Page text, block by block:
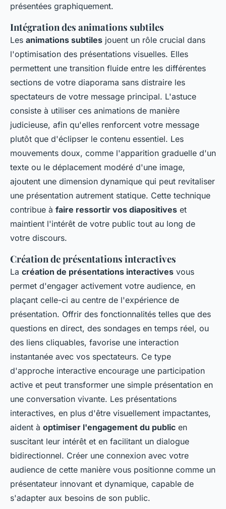
présentées graphiquement.
Intégration des animations subtiles
Les animations subtiles jouent un rôle crucial dans
l'optimisation des présentations visuelles. Elles
permettent une transition fluide entre les différentes
sections de votre diaporama sans distraire les
spectateurs de votre message principal. L'astuce
consiste à utiliser ces animations de manière
judicieuse, afin qu'elles renforcent votre message
plutôt que d'éclipser le contenu essentiel. Les
mouvements doux, comme l'apparition graduelle d'un
texte ou le déplacement modéré d'une image,
ajoutent une dimension dynamique qui peut revitaliser
une présentation autrement statique. Cette technique
contribue à faire ressortir vos diapositives et
maintient l'intérêt de votre public tout au long de
votre discours.
Création de présentations interactives
La création de présentations interactives vous
permet d'engager activement votre audience, en
plaçant celle-ci au centre de l'expérience de
présentation. Offrir des fonctionnalités telles que des
questions en direct, des sondages en temps réel, ou
des liens cliquables, favorise une interaction
instantanée avec vos spectateurs. Ce type
d'approche interactive encourage une participation
active et peut transformer une simple présentation en
une conversation vivante. Les présentations
interactives, en plus d'être visuellement impactantes,
aident à optimiser l'engagement du public en
suscitant leur intérêt et en facilitant un dialogue
bidirectionnel. Créer une connexion avec votre
audience de cette manière vous positionne comme un
présentateur innovant et dynamique, capable de
s'adapter aux besoins de son public.